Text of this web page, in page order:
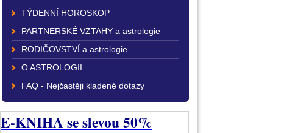
TÝDENNÍ HOROSKOP
PARTNERSKÉ VZTAHY a astrologie
RODIČOVSTVÍ a astrologie
O ASTROLOGII
FAQ - Nejčastěji kladené dotazy
E-KNIHA se slevou 50%